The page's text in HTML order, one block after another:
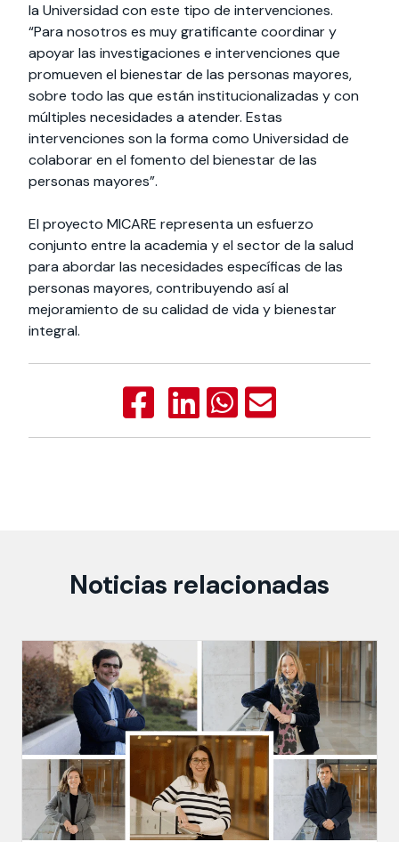
la Universidad con este tipo de intervenciones.
“Para nosotros es muy gratificante coordinar y
apoyar las investigaciones e intervenciones que
promueven el bienestar de las personas mayores,
sobre todo las que están institucionalizadas y con
múltiples necesidades a atender. Estas
intervenciones son la forma como Universidad de
colaborar en el fomento del bienestar de las
personas mayores”.
El proyecto MICARE representa un esfuerzo
conjunto entre la academia y el sector de la salud
para abordar las necesidades específicas de las
personas mayores, contribuyendo así al
mejoramiento de su calidad de vida y bienestar
integral.
Noticias relacionadas